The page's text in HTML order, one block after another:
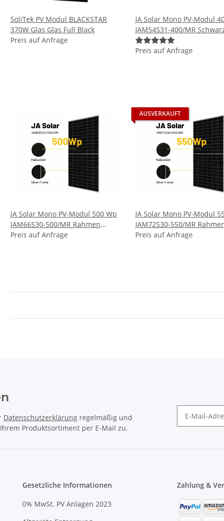
SoliTek PV Modul BLACKSTAR
370W Glas Glas Full Black
Preis auf Anfrage
JA Solar Mono PV-Modul
JAM54S31-400/MR
Solarpanel
Preis auf Anfrage
JA Solar Mono PV-Modul 500 Wp
JAM66S30-500/MR Rahmen
Silber Solarpanel
Preis auf Anfrage
AUSVERKAUFT
JA Solar Mono PV-Modul
JAM72S30-550/MR
Silber Solarpanel
Preis auf Anfrage
Datenschutzerklärung regelmäßig und
Produktsortiment per E-Mail zu.
Gesetzliche Informationen
0% MwSt. PV Anlagen 2023
Zahlung &